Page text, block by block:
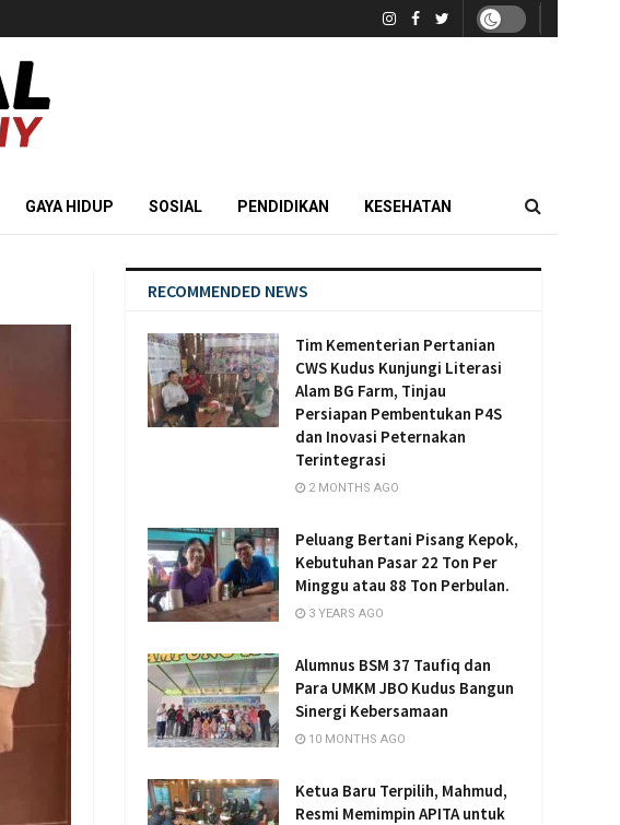
GAYA HIDUP SOSIAL PENDIDIKAN KESEHATAN
RECOMMENDED NEWS
Tim Kementerian Pertanian
CWS Kudus Kunjungi Literasi
Alam BG Farm, Tinjau
Persiapan Pembentukan P4S
dan Inovasi Peternakan
Terintegrasi
2 MONTHS AGO
Peluang Bertani Pisang Kepok,
Kebutuhan Pasar 22 Ton Per
Minggu atau 88 Ton Perbulan.
3 YEARS AGO
Alumnus BSM 37 Taufiq dan
Para UMKM JBO Kudus Bangun
Sinergi Kebersamaan
10 MONTHS AGO
Ketua Baru Terpilih, Mahmud,
Resmi Memimpin APITA untuk